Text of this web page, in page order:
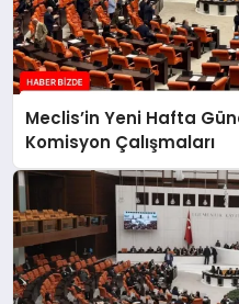
Meclis’in Yeni Hafta
Komisyon Çalışmaları